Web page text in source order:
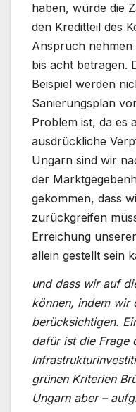
haben, würde die
den Kreditteil des
Anspruch
bis acht betragen.
Beispiel werden
Sanierungsplan
Problem ist, da es
ausdrückliche
Ungarn sind wir
der
gekommen, dass
zurückgreifen
Erreichung
allein gestellt sein
und dass wir auf
können, indem wir
berücksichtigen.
dafür ist die Frage
grünen Kriterien
Ungarn aber –